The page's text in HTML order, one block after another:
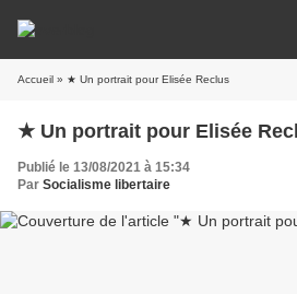
Accueil » ★ Un portrait pour Elisée Reclus
★ Un portrait pour Elisée
Publié le 13/08/2021 à 15:34
Par Socialisme libertaire